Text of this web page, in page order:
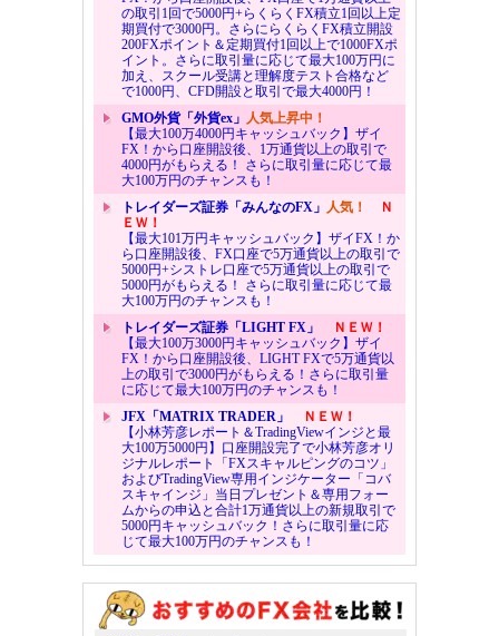
の取引1回で5000円+らくらくFX積立1回以上定
期買付で3000円。さらにらくらくFX積立開設
200FXポイント＆定期買付1回以上で1000FXポ
イント。さらに取引量に応じて最大100万円に
加え、スクール受講と理解度テスト合格など
で1000円、CFD開設と取引で最大4000円！
GMO外貨「外貨ex」 人気上昇中！
【最大100万4000円キャッシュバック】ザイ
FX！から口座開設後、1万通貨以上の取引で
4000円がもらえる！ さらに取引量に応じて最
大100万円のチャンスも！
トレイダーズ証券「みんなのFX」 人気！
Ｎ
ＥＷ！
【最大101万円キャッシュバック】ザイFX！か
ら口座開設後、FX口座で5万通貨以上の取引で
5000円+シストレ口座で5万通貨以上の取引で
5000円がもらえる！ さらに取引量に応じて最
大100万円のチャンスも！
トレイダーズ証券「LIGHT FX」
ＮＥＷ！
【最大100万3000円キャッシュバック】ザイ
FX！から口座開設後、LIGHT FXで5万通貨以
上の取引で3000円がもらえる！さらに取引量
に応じて最大100万円のチャンスも！
JFX「MATRIX TRADER」
ＮＥＷ！
【小林芳彦レポート＆TradingViewインジと最
大100万5000円】口座開設完了で小林芳彦オリ
ジナルレポート「FXスキャルピングのコツ」
およびTradingView専用インジケーター「コバ
スキャインジ」当日プレゼント＆専用フォー
ムからの申込と合計1万通貨以上の新規取引で
5000円キャッシュバック！さらに取引量に応
じて最大100万円のチャンスも！